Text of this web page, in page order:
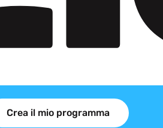
Crea il mio programma